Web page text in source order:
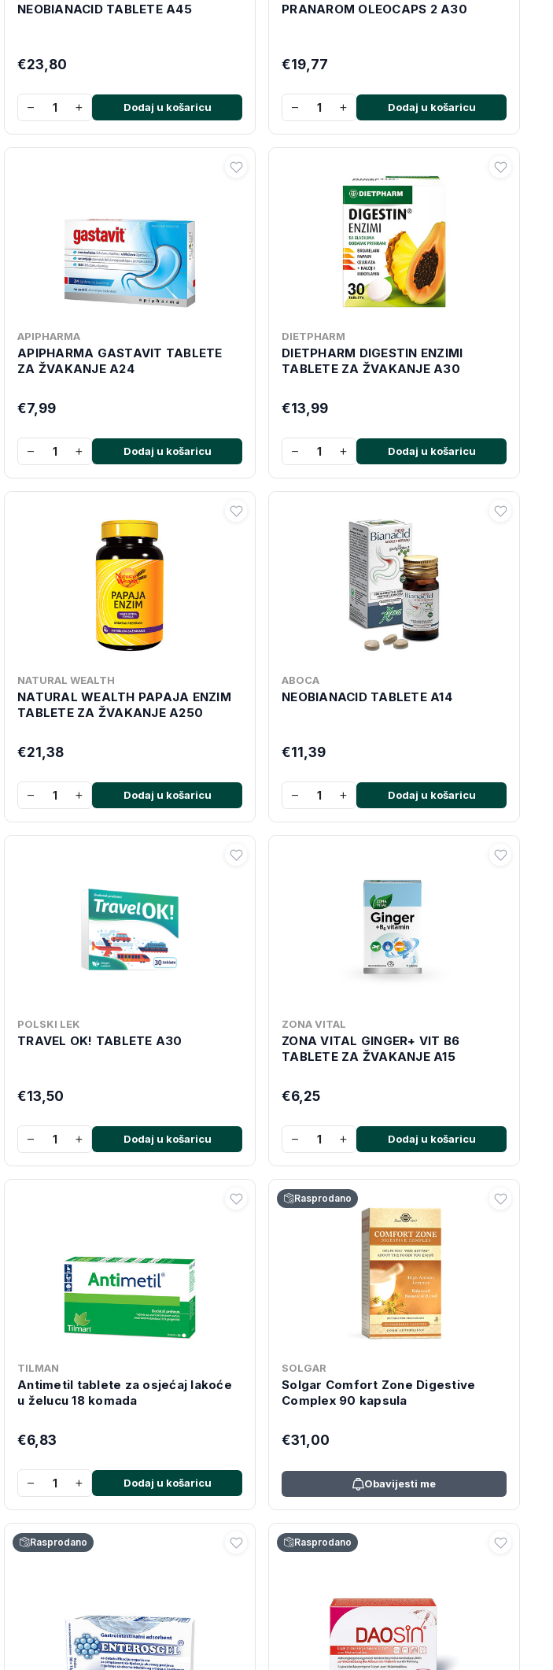
NEOBIANACID TABLETE A45
€23,80
− + Dodaj u košaricu
PRANAROM OLEOCAPS 2 A30
€19,77
− + Dodaj u košaricu
APIPHARMA
APIPHARMA GASTAVIT TABLETE
ZA ŽVAKANJE A24
€7,99
− + Dodaj u košaricu
DIETPHARM
DIETPHARM DIGESTIN ENZIMI
TABLETE ZA ŽVAKANJE A30
€13,99
− + Dodaj u košaricu
NATURAL WEALTH
NATURAL WEALTH PAPAJA ENZIM
TABLETE ZA ŽVAKANJE A250
€21,38
− + Dodaj u košaricu
ABOCA
NEOBIANACID TABLETE A14
€11,39
− + Dodaj u košaricu
POLSKI LEK
TRAVEL OK! TABLETE A30
€13,50
− + Dodaj u košaricu
ZONA VITAL
ZONA VITAL GINGER+ VIT B6
TABLETE ZA ŽVAKANJE A15
€6,25
− + Dodaj u košaricu
TILMAN
Antimetil tablete za osjećaj lakoće
u želucu 18 komada
€6,83
− + Dodaj u košaricu
Rasprodano
SOLGAR
Solgar Comfort Zone Digestive
Complex 90 kapsula
€31,00
Obavijesti me
Rasprodano Rasprodano